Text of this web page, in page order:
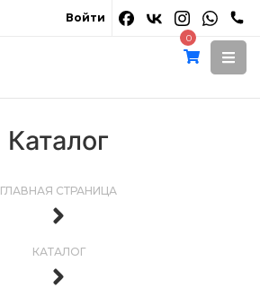
Войти
0
Каталог
ГЛАВНАЯ СТРАНИЦА
КАТАЛОГ